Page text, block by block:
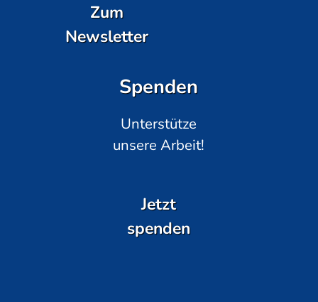
Zum
Newsletter
Spenden
Unterstütze
unsere Arbeit!
Jetzt
spenden